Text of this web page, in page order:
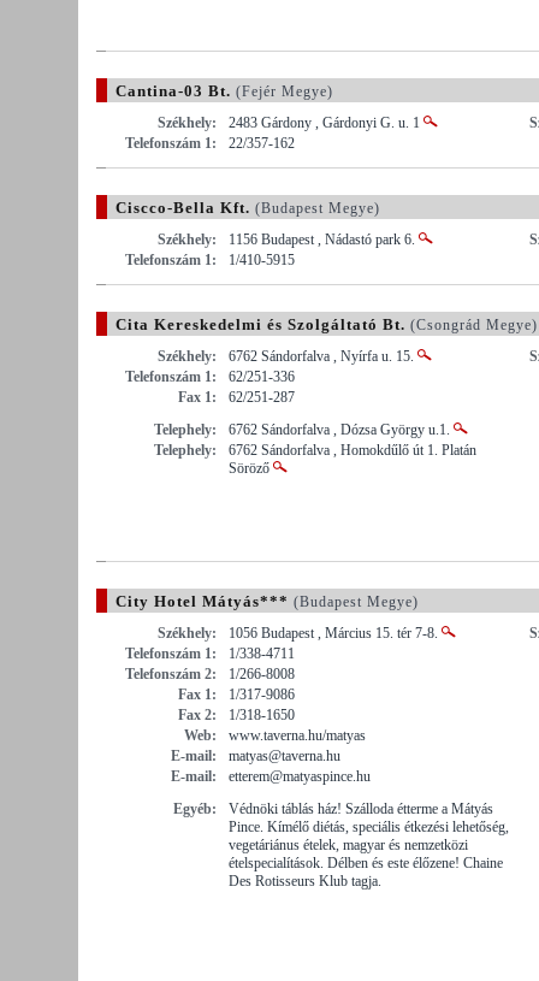
Cantina-03 Bt. (Fejér Megye)
Székhely:
2483 Gárdony , Gárdonyi G. u. 1
Telefonszám 1:
22/357-162
Ciscco-Bella Kft. (Budapest Megye)
Székhely:
1156 Budapest , Nádastó park 6.
Telefonszám 1:
1/410-5915
Cita Kereskedelmi és Szolgáltató Bt. (Csongrád Megye)
Székhely:
6762 Sándorfalva , Nyírfa u. 15.
Telefonszám 1:
62/251-336
Fax 1:
62/251-287
Telephely:
6762 Sándorfalva , Dózsa György u.1.
Telephely:
6762 Sándorfalva , Homokdűlő út 1. Platán
Söröző
City Hotel Mátyás*** (Budapest Megye)
Székhely:
1056 Budapest , Március 15. tér 7-8.
Telefonszám 1:
1/338-4711
Telefonszám 2:
1/266-8008
Fax 1:
1/317-9086
Fax 2:
1/318-1650
Web:
www.taverna.hu/matyas
E-mail:
matyas@taverna.hu
E-mail:
etterem@matyaspince.hu
Egyéb:
Védnöki táblás ház! Szálloda étterme a Mátyás
Pince. Kímélő diétás, speciális étkezési lehetőség,
vegetáriánus ételek, magyar és nemzetközi
ételspecialítások. Délben és este élőzene! Chaine
Des Rotisseurs Klub tagja.